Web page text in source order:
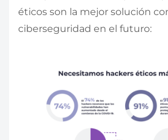
éticos son la mejor solución
ciberseguridad en el futuro: